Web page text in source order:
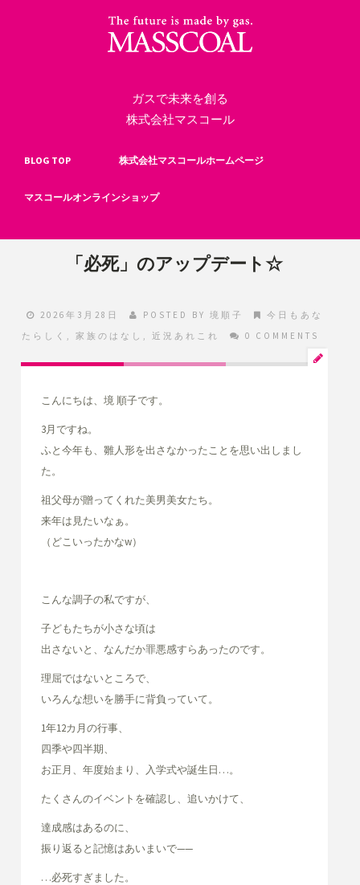
ガスで未来を創る
株式会社マスコール
BLOG TOP 株式会社マスコールホームページ
マスコールオンラインショップ
「必死」のアップデート☆
2026年3月28日 POSTED BY 境順子
今日もあな
たらしく
,家族のはなし ,近況あれこれ 0 COMMENTS
こんにちは、境 順子です。
3月ですね。
ふと今年も、雛人形を出さなかったことを思い出しまし
た。
祖父母が贈ってくれた美男美女たち。
来年は見たいなぁ。
（どこいったかなw）
こんな調子の私ですが、
子どもたちが小さな頃は
出さないと、なんだか罪悪感すらあったのです。
理屈ではないところで、
いろんな想いを勝手に背負っていて。
1年12カ月の行事、
四季や四半期、
お正月、年度始まり、入学式や誕生日…。
たくさんのイベントを確認し、追いかけて、
達成感はあるのに、
振り返ると記憶はあいまいで——
…必死すぎました。